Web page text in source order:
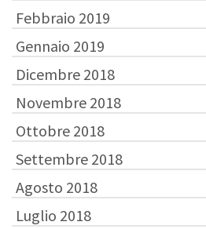
Febbraio 2019
Gennaio 2019
Dicembre 2018
Novembre 2018
Ottobre 2018
Settembre 2018
Agosto 2018
Luglio 2018